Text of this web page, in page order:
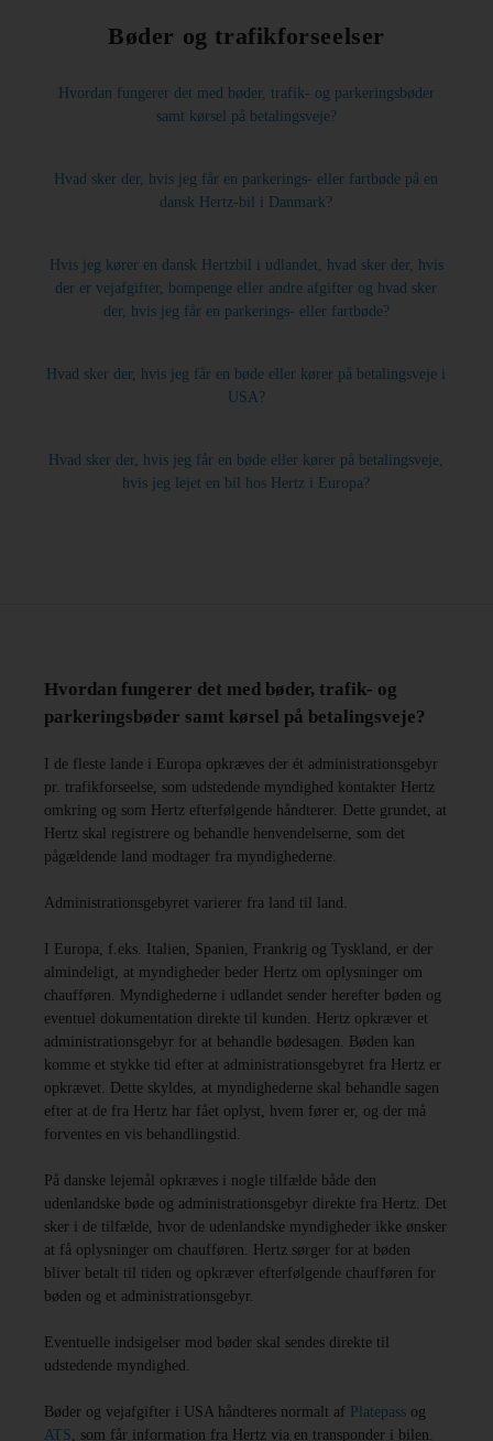
Bøder og trafikforseelser
Hvordan fungerer det med bøder, trafik- og parkeringsbøder
samt kørsel på betalingsveje?
Hvad sker der, hvis jeg får en parkerings- eller fartbøde på en
dansk Hertz-bil i Danmark?
Hvis jeg kører en dansk Hertzbil i udlandet, hvad sker der, hvis
der er vejafgifter, bompenge eller andre afgifter og hvad sker
der, hvis jeg får en parkerings- eller fartbøde?
Hvad sker der, hvis jeg får en bøde eller kører på betalingsveje i
USA?
Hvad sker der, hvis jeg får en bøde eller kører på betalingsveje,
hvis jeg lejet en bil hos Hertz i Europa?
Hvordan fungerer det med bøder, trafik- og
parkeringsbøder samt kørsel på betalingsveje?
I de fleste lande i Europa opkræves der ét administrationsgebyr
pr. trafikforseelse, som udstedende myndighed kontakter Hertz
omkring og som Hertz efterfølgende håndterer. Dette grundet, at
Hertz skal registrere og behandle henvendelserne, som det
pågældende land modtager fra myndighederne.
Administrationsgebyret varierer fra land til land.
I Europa, f.eks. Italien, Spanien, Frankrig og Tyskland, er der
almindeligt, at myndigheder beder Hertz om oplysninger om
chaufføren. Myndighederne i udlandet sender herefter bøden og
eventuel dokumentation direkte til kunden. Hertz opkræver et
administrationsgebyr for at behandle bødesagen. Bøden kan
komme et stykke tid efter at administrationsgebyret fra Hertz er
opkrævet. Dette skyldes, at myndighederne skal behandle sagen
efter at de fra Hertz har fået oplyst, hvem fører er, og der må
forventes en vis behandlingstid.
På danske lejemål opkræves i nogle tilfælde både den
udenlandske bøde og administrationsgebyr direkte fra Hertz. Det
sker i de tilfælde, hvor de udenlandske myndigheder ikke ønsker
at få oplysninger om chaufføren. Hertz sørger for at bøden
bliver betalt til tiden og opkræver efterfølgende chaufføren for
bøden og et administrationsgebyr.
Eventuelle indsigelser mod bøder skal sendes direkte til
udstedende myndighed.
Bøder og vejafgifter i USA håndteres normalt af Platepass og
ATS, som får information fra Hertz via en transponder i bilen.